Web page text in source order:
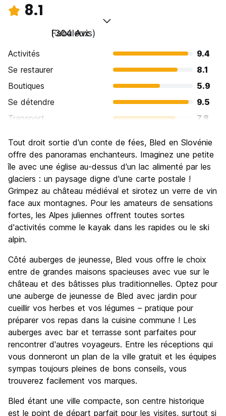
8.1
Fabuleux
(304 Avis)
Activités
9.4
Se restaurer
8.1
Boutiques
5.9
Se détendre
9.5
Transport
7.8
Culture
8.1
Sortir le soir / faire la fête
6.4
Bonnes affaires
Tout droit sortie d'un conte de fées, Bled en Slovénie
offre des panoramas enchanteurs. Imaginez une petite
île avec une église au-dessus d'un lac alimenté par les
glaciers : un paysage digne d'une carte postale !
Grimpez au château médiéval et sirotez un verre de vin
face aux montagnes. Pour les amateurs de sensations
fortes, les Alpes juliennes offrent toutes sortes
d'activités comme le kayak dans les rapides ou le ski
alpin.
Côté auberges de jeunesse, Bled vous offre le choix
entre de grandes maisons spacieuses avec vue sur le
château et des bâtisses plus traditionnelles. Optez pour
une auberge de jeunesse de Bled avec jardin pour
cueillir vos herbes et vos légumes – pratique pour
préparer vos repas dans la cuisine commune ! Les
auberges avec bar et terrasse sont parfaites pour
rencontrer d'autres voyageurs. Entre les réceptions qui
vous donneront un plan de la ville gratuit et les équipes
sympas toujours pleines de bons conseils, vous
trouverez facilement vos marques.
Bled étant une ville compacte, son centre historique
est le point de départ parfait pour les visites, surtout si